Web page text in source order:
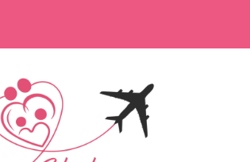
stress. Con curiosità, lentezza e